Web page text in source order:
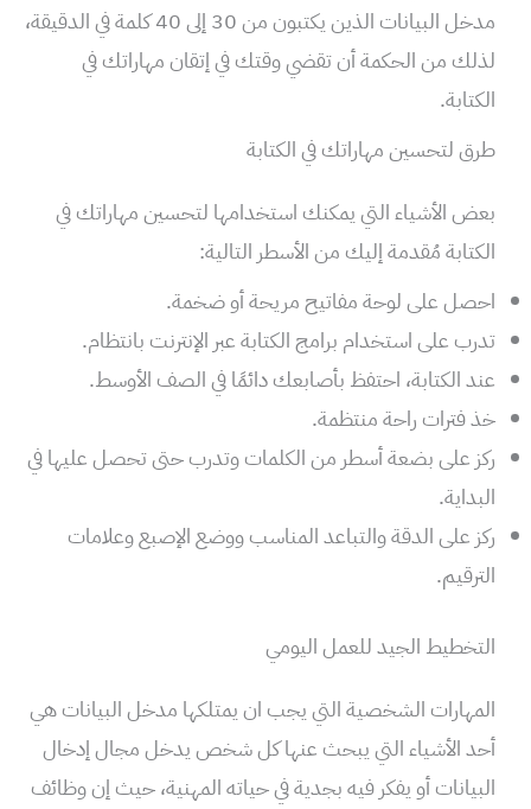
مدخل البيانات الذين يكتبون من 30 إلى 40 كلمة في الدقيقة،
لذلك من الحكمة أن تقضي وقتك في إتقان مهاراتك في
الكتابة.
طرق لتحسين مهاراتك في الكتابة
بعض الأشياء التي يمكنك استخدامها لتحسين مهاراتك في
الكتابة مُقدمة إليك من الأسطر التالية:
احصل على لوحة مفاتيح مريحة أو ضخمة.
تدرب على استخدام برامج الكتابة عبر الإنترنت بانتظام.
عند الكتابة، احتفظ بأصابعك دائمًا في الصف الأوسط.
خذ فترات راحة منتظمة.
ركز على بضعة أسطر من الكلمات وتدرب حتى تحصل عليها في
البداية.
ركز على الدقة والتباعد المناسب ووضع الإصبع وعلامات
الترقيم.
التخطيط الجيد للعمل اليومي
المهارات الشخصية التي يجب ان يمتلكها مدخل البيانات هي
أحد الأشياء التي يبحث عنها كل شخص يدخل مجال إدخال
البيانات أو يفكر فيه بجدية في حياته المهنية، حيث إن وظائف